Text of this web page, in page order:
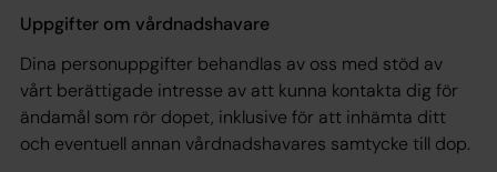
Uppgifter om vårdnadshavare
Dina personuppgifter behandlas av oss med stöd av
vårt berättigade intresse av att kunna kontakta dig för
ändamål som rör dopet, inklusive för att inhämta ditt
och eventuell annan vårdnadshavares samtycke till dop.